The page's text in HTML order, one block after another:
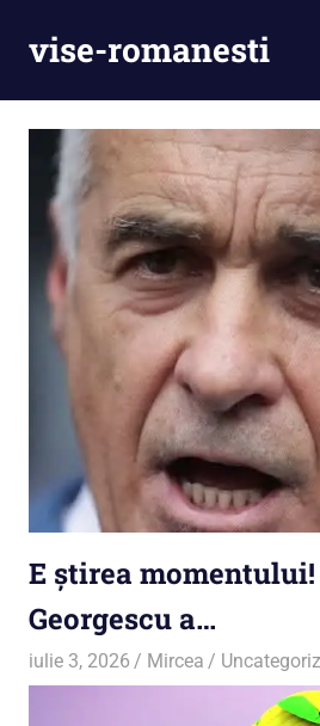
vise-romanesti
E știrea
Georgescu a…
iulie 3, 2026 Mircea